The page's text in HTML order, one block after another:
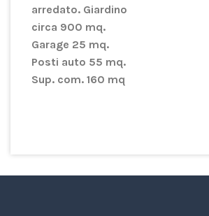
arredato. Giardino
circa 900 mq.
Garage 25 mq.
Posti auto 55 mq.
Sup. com. 160 mq